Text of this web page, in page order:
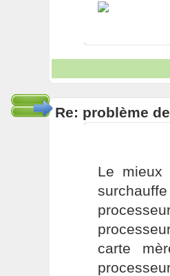
Re: problème
Le mieux
carte